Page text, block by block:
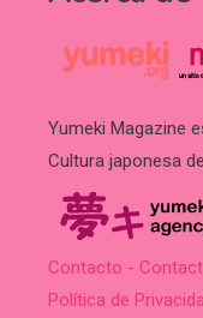
Yumeki Magazine
Cultura japonesa de
Contacto -
Política de